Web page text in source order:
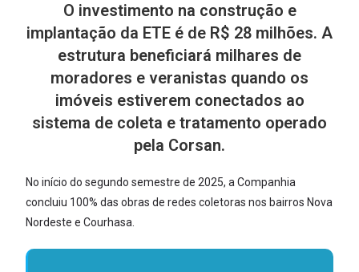
O investimento na construção e
implantação da ETE é de R$ 28 milhões. A
estrutura beneficiará milhares de
moradores e veranistas quando os
imóveis estiverem conectados ao
sistema de coleta e tratamento operado
pela Corsan.
No início do segundo semestre de 2025, a Companhia
concluiu 100% das obras de redes coletoras nos bairros Nova
Nordeste e Courhasa.